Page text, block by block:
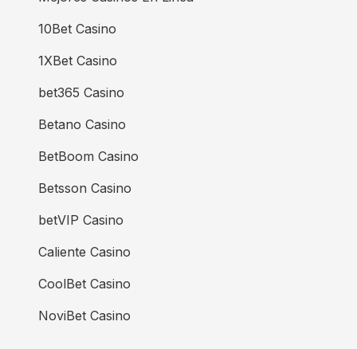
10Bet Casino
1XBet Casino
bet365 Casino
Betano Casino
BetBoom Casino
Betsson Casino
betVIP Casino
Caliente Casino
CoolBet Casino
NoviBet Casino